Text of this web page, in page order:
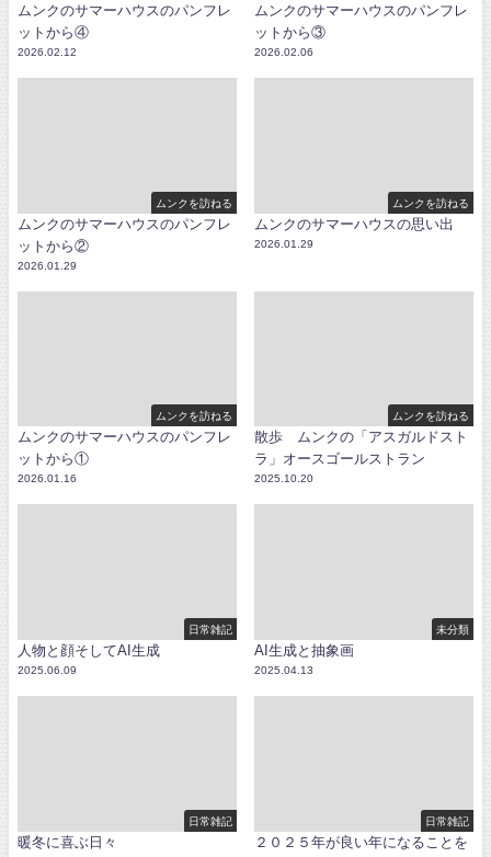
ムンクのサマーハウスのパンフレ
ットから④
2026.02.12
ムンクのサマーハウスのパンフレ
ットから③
2026.02.06
ムンクを訪ねる
ムンクのサマーハウスのパンフレ
ットから②
2026.01.29
ムンクを訪ねる
ムンクのサマーハウスの思い出
2026.01.29
ムンクを訪ねる
ムンクのサマーハウスのパンフレ
ットから①
2026.01.16
ムンクを訪ねる
散歩 ムンクの「アスガルドスト
ラ」オースゴールストラン
2025.10.20
日常雑記
人物と顔そしてAI生成
2025.06.09
未分類
AI生成と抽象画
2025.04.13
日常雑記
暖冬に喜ぶ日々
日常雑記
２０２５年が良い年になることを